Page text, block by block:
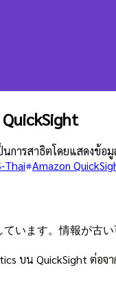
นการสาธิตโดยแสดง
Thai Amazon
います。情報が古
บน QuickSight ต่อจ